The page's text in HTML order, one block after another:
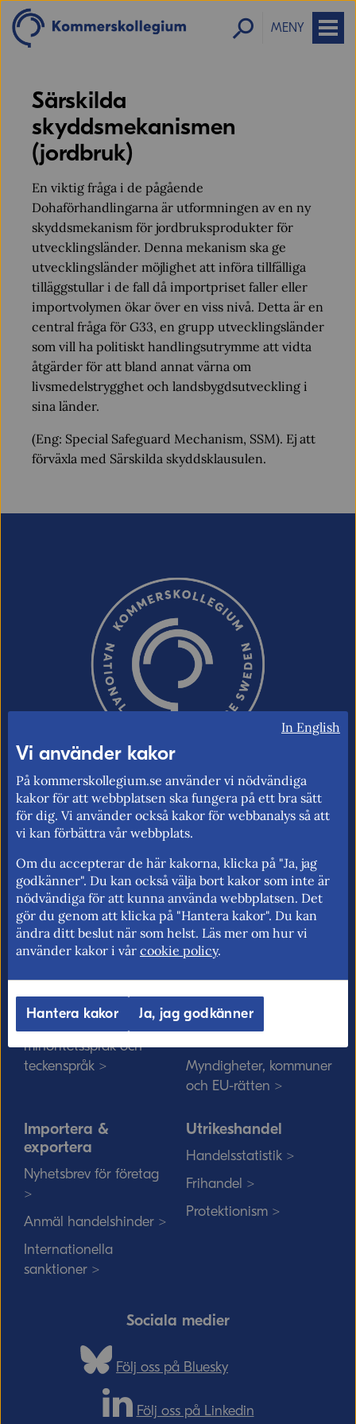
MENY
Särskilda
skyddsmekanismen
(jordbruk)
En viktig fråga i de pågående
Dohaförhandlingarna är utformningen av en ny
skyddsmekanism för jordbruksprodukter för
utvecklingsländer. Denna mekanism ska ge
utvecklingsländer möjlighet att införa tillfälliga
tilläggstullar i de fall då importpriset faller eller
importvolymen ökar över en viss nivå. Detta är en
central fråga för G33, en grupp utvecklingsländer
som vill ha politiskt handlingsutrymme att vidta
åtgärder för att bland annat värna om
livsmedelstrygghet och landsbygdsutveckling i
sina länder.
(Eng: Special Safeguard Mechanism, SSM). Ej att
förväxla med Särskilda skyddsklausulen.
Kommerskollegium – Sveriges myndighet
för utrikeshandel, EU:s inre marknad och
för fri rörlighet på EU:s inre marknad.
Kommerskollegium
Sök medarbetare >
minoritetsspråk och
teckenspråk >
EU-rätten
Solvit löser problem i EU
Myndigheter, kommuner
och EU-rätten >
Importera &
exportera
Nyhetsbrev för företag
>
Anmäl handelshinder >
Internationella
sanktioner >
Utrikeshandel
Handelsstatistik >
Frihandel >
Protektionism >
Sociala medier
Följ oss på Bluesky
Följ oss på Linkedin
In English
Vi använder kakor
På kommerskollegium.se använder vi nödvändiga
kakor för att webbplatsen ska fungera på ett bra sätt
för dig. Vi använder också kakor för webbanalys så att
vi kan förbättra vår webbplats.
Om du accepterar de här kakorna, klicka på "Ja, jag
godkänner". Du kan också välja bort kakor som inte är
nödvändiga för att kunna använda webbplatsen. Det
gör du genom att klicka på "Hantera kakor". Du kan
ändra ditt beslut när som helst. Läs mer om hur vi
använder kakor i vår cookie policy.
Hantera kakor Ja, jag godkänner